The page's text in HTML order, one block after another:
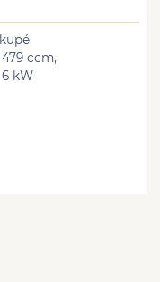
kupé
479 ccm,
6 kW